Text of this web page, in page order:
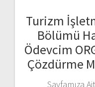
Turizm
Bölümü
Ödevcim
Çözdürme
Sayfamıza